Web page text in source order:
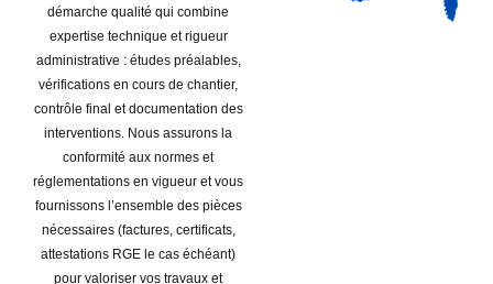
démarche qualité qui combine
expertise technique et rigueur
administrative : études préalables,
vérifications en cours de chantier,
contrôle final et documentation des
interventions. Nous assurons la
conformité aux normes et
réglementations en vigueur et vous
fournissons l’ensemble des pièces
nécessaires (factures, certificats,
attestations RGE le cas échéant)
pour valoriser vos travaux et